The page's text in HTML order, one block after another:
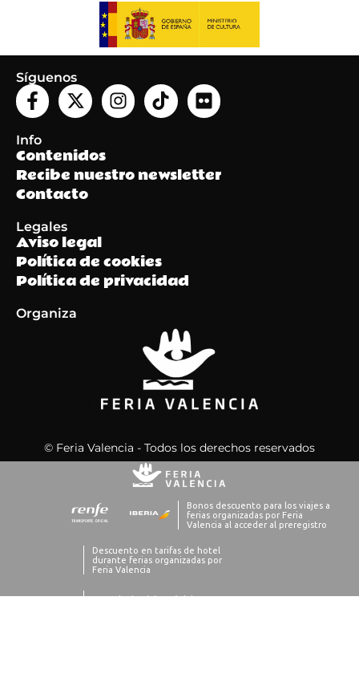
Síguenos
Info
Contenidos
Recibe nuestro newsletter
Contacto
Legales
Aviso legal
Política de cookies
Política de privacidad
Organiza
© Feria Valencia - Todos los derechos reservados